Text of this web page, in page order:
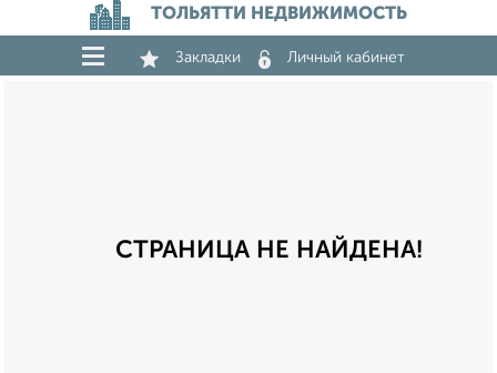
ТОЛЬЯТТИ НЕДВИЖИМОСТЬ
Закладки Личный кабинет
СТРАНИЦА НЕ НАЙДЕНА!